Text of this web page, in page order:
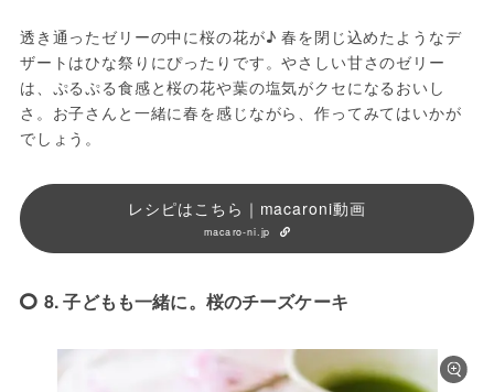
透き通ったゼリーの中に桜の花が♪ 春を閉じ込めたようなデ
ザートはひな祭りにぴったりです。やさしい甘さのゼリー
は、ぷるぷる食感と桜の花や葉の塩気がクセになるおいし
さ。お子さんと一緒に春を感じながら、作ってみてはいかが
でしょう。
レシピはこちら｜macaroni動画
macaro-ni.jp
8. 子どもも一緒に。桜のチーズケーキ